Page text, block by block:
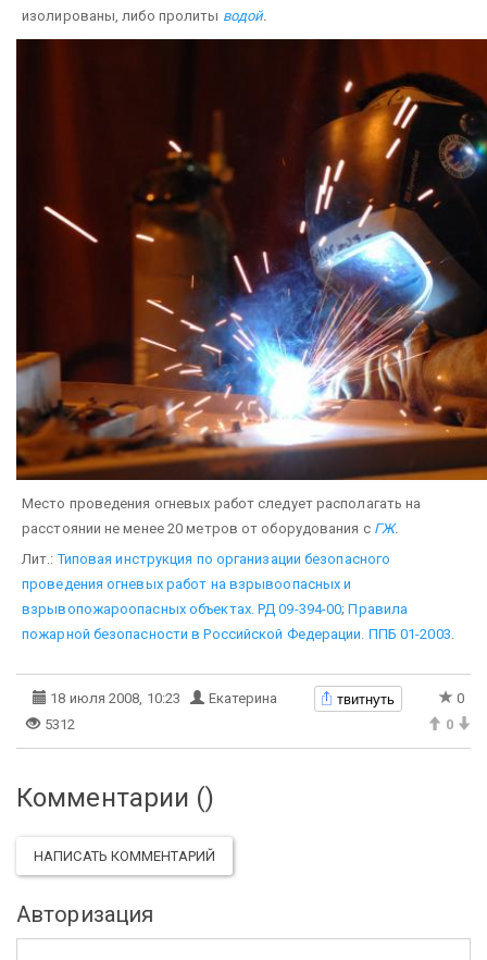
изолированы, либо пролиты водой.
Место проведения огневых работ следует располагать на
расстоянии не менее 20 метров от оборудования с ГЖ.
Лит.:Типовая инструкция по организации безопасного
проведения огневых работ на взрывоопасных и
взрывопожароопасных объектах. РД 09-394-00;Правила
пожарной безопасности в Российской Федерации. ППБ 01-2003
18 июля 2008, 10:23 Екатерина твитнуть
0
5312
0
Комментарии ()
НАПИСАТЬ КОММЕНТАРИЙ
Авторизация